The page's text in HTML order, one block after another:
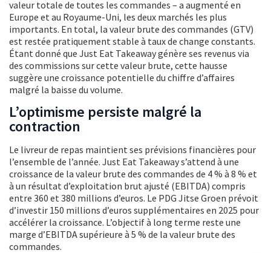
valeur totale de toutes les commandes – a augmenté en
Europe et au Royaume-Uni, les deux marchés les plus
importants. En total, la valeur brute des commandes (GTV)
est restée pratiquement stable à taux de change constants.
Étant donné que Just Eat Takeaway génère ses revenus via
des commissions sur cette valeur brute, cette hausse
suggère une croissance potentielle du chiffre d’affaires
malgré la baisse du volume.
L’optimisme persiste malgré la
contraction
Le livreur de repas maintient ses prévisions financières pour
l’ensemble de l’année. Just Eat Takeaway s’attend à une
croissance de la valeur brute des commandes de 4 % à 8 % et
à un résultat d’exploitation brut ajusté (EBITDA) compris
entre 360 et 380 millions d’euros. Le PDG Jitse Groen prévoit
d’investir 150 millions d’euros supplémentaires en 2025 pour
accélérer la croissance. L’objectif à long terme reste une
marge d’EBITDA supérieure à 5 % de la valeur brute des
commandes.